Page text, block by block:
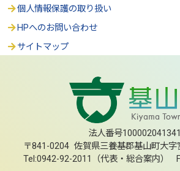
個人情報保護の取り扱い
HPへのお問い合わせ
サイトマップ
法人番号
〒841-0204 佐賀県三養基郡基山町大字
Tel:0942-92-2011（代表・総合案内）